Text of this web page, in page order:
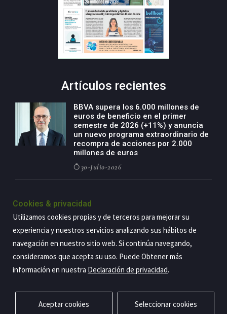
Artículos recientes
BBVA supera los 6.000 millones de
euros de beneficio en el primer
semestre de 2026 (+11%) y anuncia
un nuevo programa extraordinario de
recompra de acciones por 2.000
millones de euros
30-Julio-2026
negocio agro con un modelo global
países
29-Julio-2026
Privacidad Aviso legal Política de cookies Contacto
Cookies & privacidad
Utilizamos cookies propias y de terceros para mejorar su
experiencia y nuestros servicios analizando sus hábitos de
navegación en nuestro sitio web. Si continúa navegando,
consideramos que acepta su uso. Puede Obtener más
información en nuestra Declaración de privacidad.
Aceptar cookies Seleccionar cookies